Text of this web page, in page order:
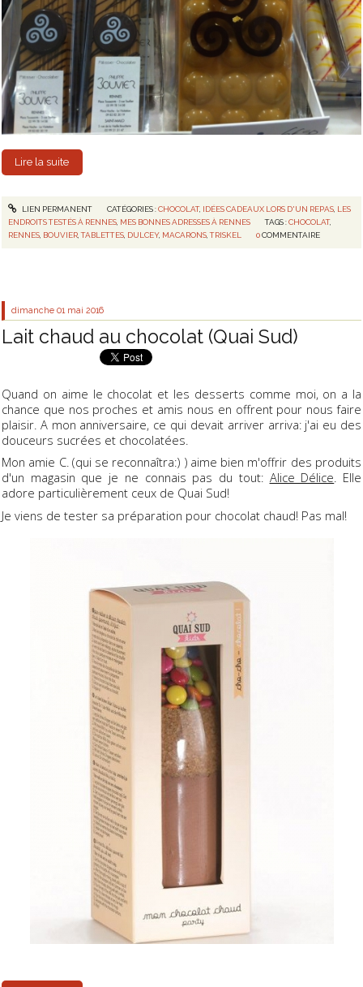
Lire la suite
LIEN PERMANENT CATÉGORIES :CHOCOLAT, IDÉES CADEAUX LORS D'UN REPAS, LES
ENDROITS TESTÉS À RENNES MES BONNES ADRESSES À RENNES TAGS :CHOCOLAT,
RENNES BOUVIER ,TABLETTES DULCEY, MACARONS ,TRISKEL 0 COMMENTAIRE
dimanche 01 mai 2016
Lait chaud au chocolat (Quai Sud)
Quand on aime le chocolat et les desserts comme moi, on a la
chance que nos proches et amis nous en offrent pour nous faire
plaisir. A mon anniversaire, ce qui devait arriver arriva: j'ai eu des
douceurs sucrées et chocolatées.
Mon amie C. (qui se reconnaîtra:) ) aime bien m'offrir des produits
d'un magasin que je ne connais pas du tout: Alice Délice. Elle
adore particulièrement ceux de Quai Sud!
Je viens de tester sa préparation pour chocolat chaud! Pas mal!